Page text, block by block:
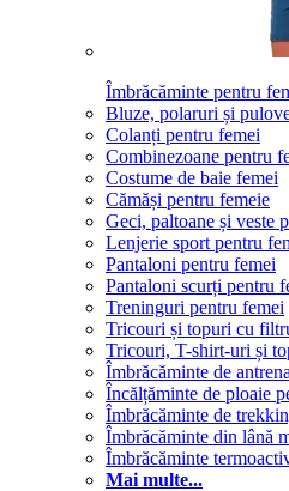
Îmbrăcăminte pentru
Bluze, polaruri și
Colanți pentru femei
Combinezoane pentru
Costume de baie femei
Cămăși pentru femeie
Geci, paltoane și veste
Lenjerie sport pentru
Pantaloni pentru femei
Pantaloni scurți pentru
Treninguri pentru femei
Tricouri și topuri cu
Tricouri, T-shirt-uri și
Îmbrăcăminte de
Încălțăminte de ploaie
Îmbrăcăminte de
Îmbrăcăminte din lână
Îmbrăcăminte
Mai multe...